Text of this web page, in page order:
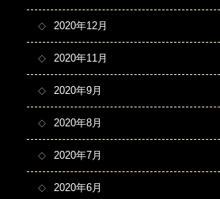
2020年12月
2020年11月
2020年9月
2020年8月
2020年7月
2020年6月